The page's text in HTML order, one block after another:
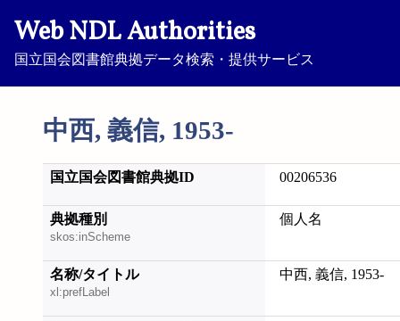
Web NDL Authorities
国立国会図書館典拠データ検索・提供サービス
中西, 義信, 1953-
国立国会図書館典拠ID 00206536
典拠種別
skos:inScheme
個人名
名称/タイトル
xl:prefLabel
中西, 義信, 1953-